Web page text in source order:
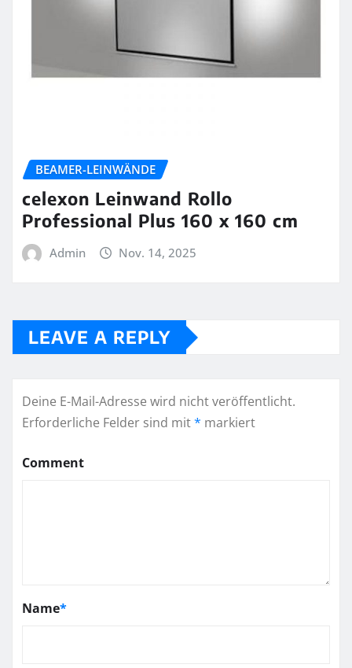
BEAMER-LEINWÄNDE
celexon Leinwand Rollo
Professional Plus 160 x 160 cm
Admin Nov. 14, 2025
LEAVE A REPLY
Deine E-Mail-Adresse wird nicht veröffentlicht.
Erforderliche Felder sind mit* markiert
Comment
Name*